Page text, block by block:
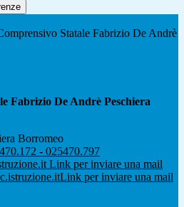
Statale Fabrizio De Andrè
Fabrizio De Andrè Peschiera
Borromeo
- 025470.797
Link per inviare una mail
Link per inviare una mail